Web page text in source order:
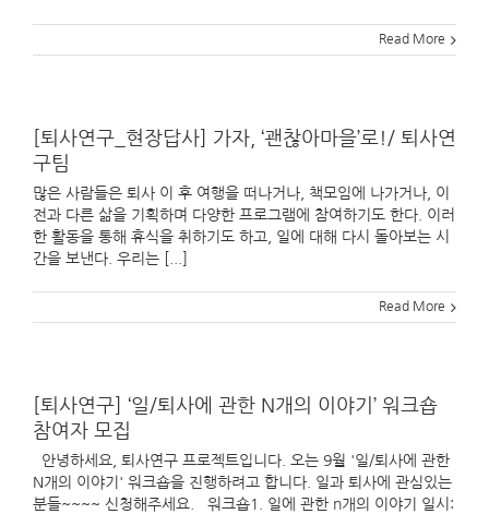
Read More
[퇴사연구_현장답사] 가자, ‘괜찮아마을’로!/ 퇴사연
구팀
많은 사람들은 퇴사 이 후 여행을 떠나거나, 책모임에 나가거나, 이
전과 다른 삶을 기획하며 다양한 프로그램에 참여하기도 한다. 이러
한 활동을 통해 휴식을 취하기도 하고, 일에 대해 다시 돌아보는 시
간을 보낸다. 우리는 [...]
Read More
[퇴사연구] ‘일/퇴사에 관한 N개의 이야기’ 워크숍
참여자 모집
안녕하세요, 퇴사연구 프로젝트입니다. 오는 9월 '일/퇴사에 관한
N개의 이야기' 워크숍을 진행하려고 합니다. 일과 퇴사에 관심있는
분들~~~~ 신청해주세요. 워크숍1. 일에 관한 n개의 이야기 일시: